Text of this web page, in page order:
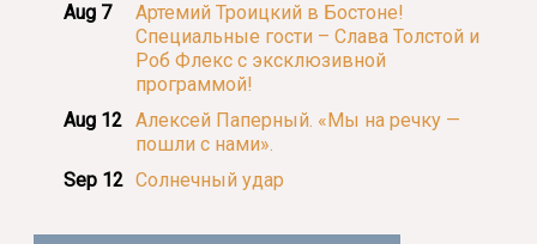
Aug 7
Артемий Троицкий в Бостоне!
Специальные гости – Слава Толстой и
Роб Флекс с эксклюзивной
программой!
Aug 12 Алексей Паперный. «Мы на речку —
пошли с нами».
Sep 12 Солнечный удар